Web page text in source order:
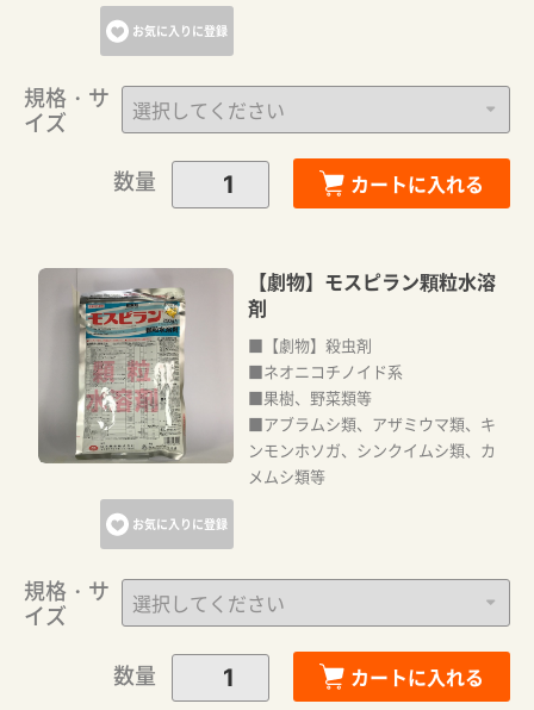
お気に入りに登録
規格・サ
イズ
数量
カートに入れる
お気に入りに登録
【劇物】モスピラン顆粒水溶
剤
■【劇物】殺虫剤
■ネオニコチノイド系
■果樹、野菜類等
■アブラムシ類、アザミウマ類、キ
ンモンホソガ、シンクイムシ類、カ
メムシ類等
規格・サ
イズ
数量
カートに入れる